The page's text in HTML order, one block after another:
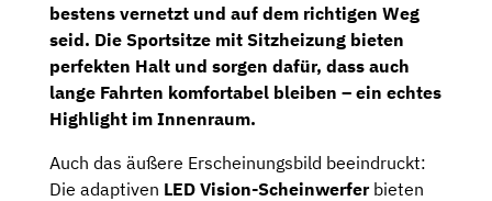
bestens vernetzt und auf dem richtigen Weg
seid. Die Sportsitze mit Sitzheizung bieten
perfekten Halt und sorgen dafür, dass auch
lange Fahrten komfortabel bleiben – ein echtes
Highlight im Innenraum.
Auch das äußere Erscheinungsbild beeindruckt:
Die adaptiven LED Vision-Scheinwerferbieten